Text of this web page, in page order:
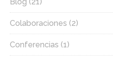
Blog (21)
Colaboraciones (2)
Conferencias (1)